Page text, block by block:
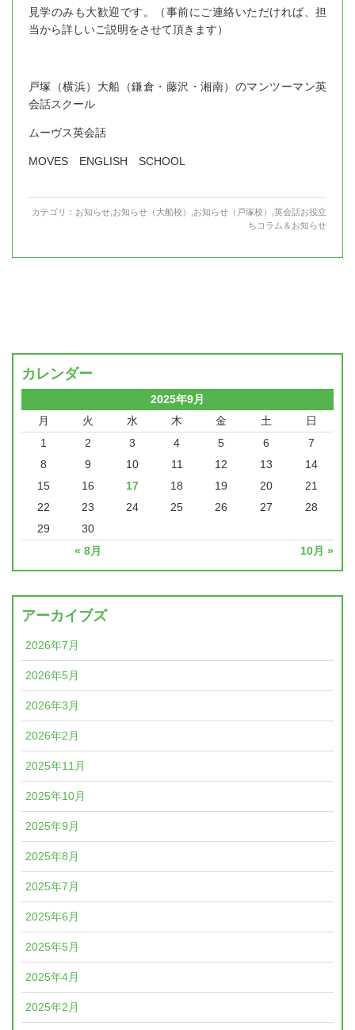
見学のみも大歓迎です。（事前にご連絡いただければ、担
当から詳しいご説明をさせて頂きます）
戸塚（横浜）大船（鎌倉・藤沢・湘南）のマンツーマン英
会話スクール
ムーヴス英会話
MOVES ENGLISH SCHOOL
カテゴリ： お知らせ お知らせ（大船校） お知らせ（戸塚校）
英会話お役立
ちコラム＆お知らせ
カレンダー
2025年9月
月
火 水 木 金 土 日
« 8月 10月 »
1 2 3 4 5 6
7
8
9 10 11 12 13
14
15
16 17 18 19 20
21
22
23 24 25 26 27
28
29
30
アーカイブズ
2026年7月
2026年5月
2026年3月
2026年2月
2025年11月
2025年10月
2025年9月
2025年8月
2025年7月
2025年6月
2025年5月
2025年4月
2025年2月